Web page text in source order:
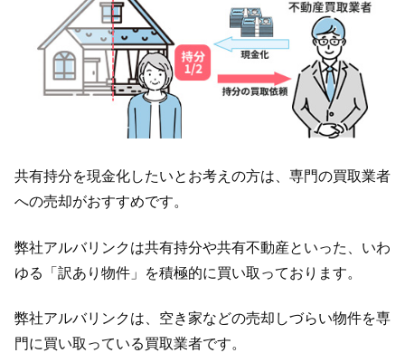
共有持分を現金化したいとお考えの方は、専門の買取業者
への売却がおすすめです。
弊社アルバリンクは共有持分や共有不動産といった、いわ
ゆる「訳あり物件」を積極的に買い取っております。
弊社アルバリンクは、空き家などの売却しづらい物件を専
門に買い取っている買取業者です。